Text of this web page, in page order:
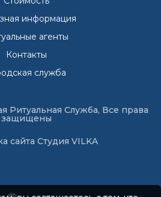
информация
агенты
Контакты
служба
Ритуальная Служба, Все права
защищены
сайта Студия VILKA